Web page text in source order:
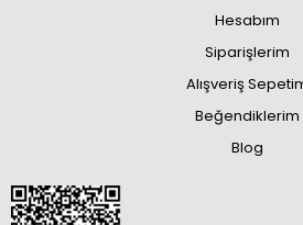
Hesabım
Siparişlerim
Alışveriş
Beğendiklerim
Blog